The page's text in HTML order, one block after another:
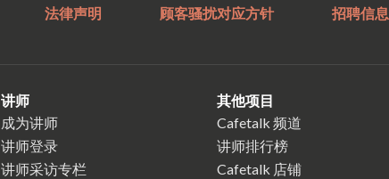
法律声明 顾客骚扰对应方针 招聘信息
讲师
成为讲师
讲师登录
讲师采访专栏
其他项目
Cafetalk 频道
讲师排行榜
Cafetalk 店铺